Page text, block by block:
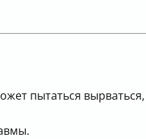
пытаться вырваться,